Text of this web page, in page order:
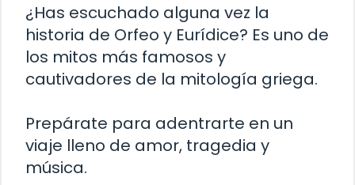
¿Has escuchado alguna vez la
historia de Orfeo y Eurídice? Es uno de
los mitos más famosos y
cautivadores de la mitología griega.
Prepárate para adentrarte en un
viaje lleno de amor, tragedia y
música.